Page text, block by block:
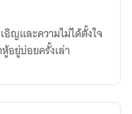
อิญและความไม่ได้ตั้งใจ
อยู่บ่อยครั้งเล่า